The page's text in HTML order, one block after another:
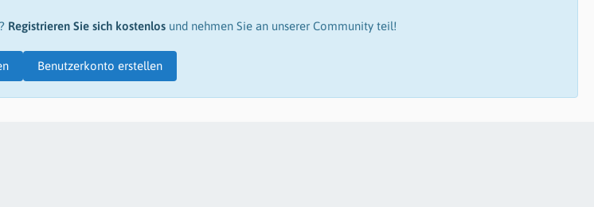
Registrieren Sie sich kostenlosund nehmen Sie an unserer Community teil!
Benutzerkonto erstellen